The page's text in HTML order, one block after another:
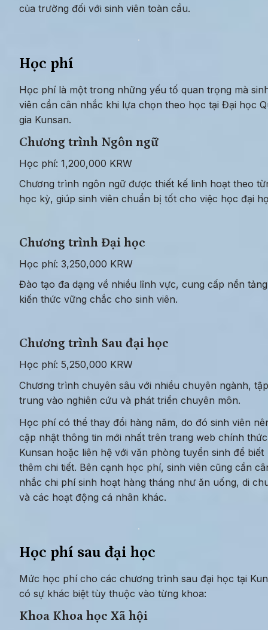
của trường đối với sinh viên toàn cầu.
Học phí
Học phí là một trong những yếu tố quan trọng mà
viên cần cân nhắc khi lựa chọn theo học tại Đại học
gia Kunsan.
Chương trình Ngôn ngữ
Học phí: 1,200,000 KRW
Chương trình ngôn ngữ được thiết kế linh hoạt theo
học kỳ, giúp sinh viên chuẩn bị tốt cho việc học đại
Chương trình Đại học
Học phí: 3,250,000 KRW
Đào tạo đa dạng về nhiều lĩnh vực, cung cấp nền tảng
kiến thức vững chắc cho sinh viên.
Chương trình Sau đại học
Học phí: 5,250,000 KRW
Chương trình chuyên sâu với nhiều chuyên ngành, tập
trung vào nghiên cứu và phát triển chuyên môn.
Học phí có thể thay đổi hàng năm, do đó sinh viên
cập nhật thông tin mới nhất trên trang web chính
Kunsan hoặc liên hệ với văn phòng tuyển sinh để biết
thêm chi tiết. Bên cạnh học phí, sinh viên cũng cần
nhắc chi phí sinh hoạt hàng tháng như ăn uống, di
và các hoạt động cá nhân khác.
Học phí sau đại học
Mức học phí cho các chương trình sau đại học tại
có sự khác biệt tùy thuộc vào từng khoa:
Khoa Khoa học Xã hội